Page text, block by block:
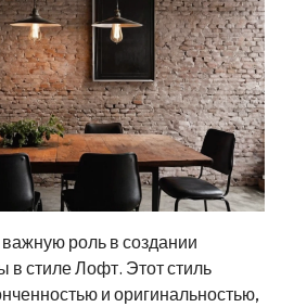
важную роль в создании
в стиле Лофт. Этот стиль
и оригинальностью,